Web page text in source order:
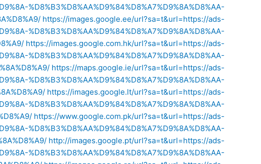
%D8%B3%D8%AA%D9%84%D8%A7%D9%8A%D8%AA-
https://images.google.ee/url?sa=t&url=https://ads-
%D8%B3%D8%AA%D9%84%D8%A7%D9%8A%D8%AA-
https://images.google.com.hk/url?sa=t&url=https://ads-
%D8%B3%D8%AA%D9%84%D8%A7%D9%8A%D8%AA-
https://maps.google.ie/url?sa=t&url=https://ads-
%D8%B3%D8%AA%D9%84%D8%A7%D9%8A%D8%AA-
https://images.google.lt/url?sa=t&url=https://ads-
%D8%B3%D8%AA%D9%84%D8%A7%D9%8A%D8%AA-
https://www.google.com.pk/url?sa=t&url=https://ads-
%D8%B3%D8%AA%D9%84%D8%A7%D9%8A%D8%AA-
http://images.google.pt/url?sa=t&url=https://ads-
%D8%B3%D8%AA%D9%84%D8%A7%D9%8A%D8%AA-